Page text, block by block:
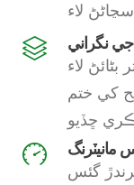
نگراني
لاء
کي ختم
ڇڏيو
مانيٽرنگ
گئس